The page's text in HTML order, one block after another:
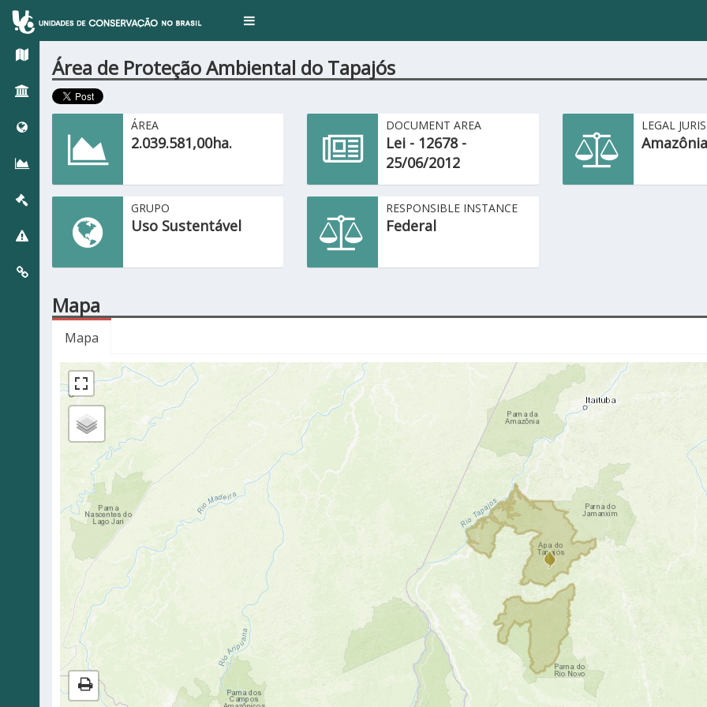
Toggle
Área de Proteção Ambiental do Tapajós
ÁREA
2.039.581,00ha.
DOCUMENT AREA
Lei - 12678 -
25/06/2012
LEGAL
GRUPO
Uso Sustentável
RESPONSIBLE INSTANCE
Federal
Mapa
Mapa